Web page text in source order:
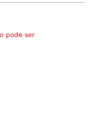
pode ser